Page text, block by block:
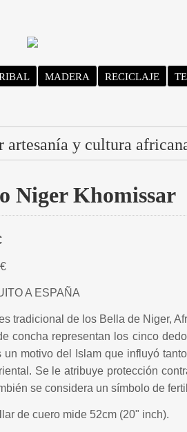
MADERA RECICLAJE
artesanía y cultura
Niger Khomissar
A ESPAÑA
tradicional de los Bella de Niger,
concha representan los cinco
un motivo del Islam que influyó
Se le atribuye protección
se considera un símbolo de
de cuero mide 52cm (20" inch).